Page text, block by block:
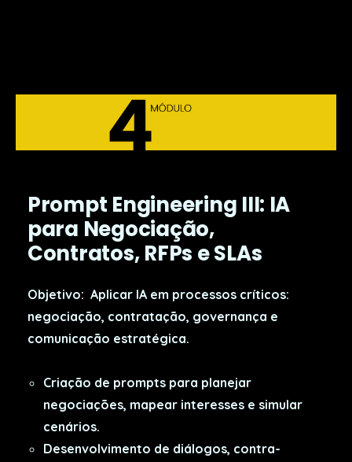
Prompt Engineering III: IA
para Negociação,
Contratos, RFPs e SLAs
Objetivo: Aplicar IA em processos críticos:
negociação, contratação, governança e
comunicação estratégica.
Criação de prompts para planejar
negociações, mapear interesses e simular
cenários.
Desenvolvimento de diálogos, contra-